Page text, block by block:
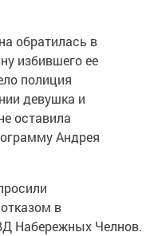
обратилась в
избившего ее
полиция
девушка и
оставила
Андрея
в
Набережных Челнов.